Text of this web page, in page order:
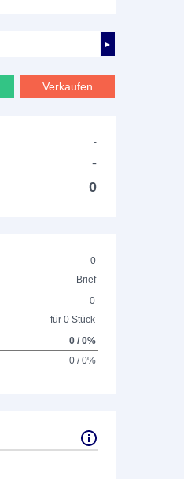
►
Verkaufen
-
-
0
0
Brief
0
für 0 Stück
0 / 0%
0 / 0%